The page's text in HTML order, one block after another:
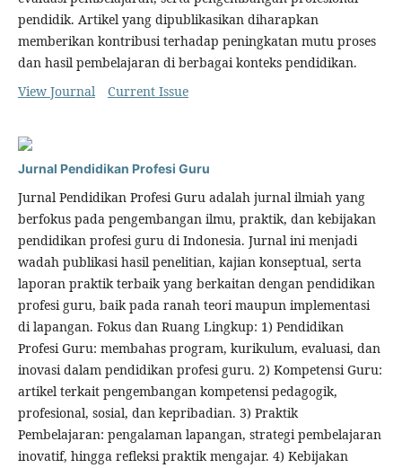
pendidik. Artikel yang dipublikasikan diharapkan
memberikan kontribusi terhadap peningkatan mutu proses
dan hasil pembelajaran di berbagai konteks pendidikan.
View Journal
Current Issue
Jurnal Pendidikan Profesi Guru
Jurnal Pendidikan Profesi Guru adalah jurnal ilmiah yang
berfokus pada pengembangan ilmu, praktik, dan kebijakan
pendidikan profesi guru di Indonesia. Jurnal ini menjadi
wadah publikasi hasil penelitian, kajian konseptual, serta
laporan praktik terbaik yang berkaitan dengan pendidikan
profesi guru, baik pada ranah teori maupun implementasi
di lapangan. Fokus dan Ruang Lingkup: 1) Pendidikan
Profesi Guru: membahas program, kurikulum, evaluasi, dan
inovasi dalam pendidikan profesi guru. 2) Kompetensi Guru:
artikel terkait pengembangan kompetensi pedagogik,
profesional, sosial, dan kepribadian. 3) Praktik
Pembelajaran: pengalaman lapangan, strategi pembelajaran
inovatif, hingga refleksi praktik mengajar. 4) Kebijakan